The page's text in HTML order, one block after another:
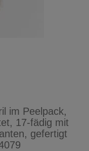
im Peelpack,
17-fädig mit
gefertigt